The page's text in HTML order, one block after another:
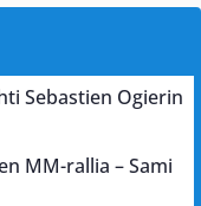
Sebastien Ogierin
MM-rallia – Sami